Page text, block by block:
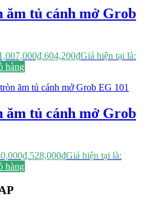
ăm tủ cánh mở Grob
604,200₫Giá hiện tại là:
hàng
ăm tủ cánh mở Grob
528,000₫Giá hiện tại là:
hàng